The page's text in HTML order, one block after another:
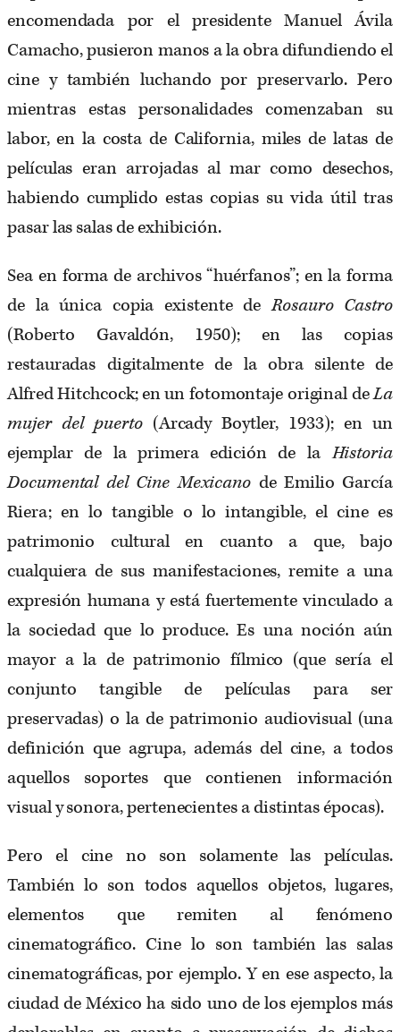
encomendada por el presidente Manuel Ávila
Camacho, pusieron manos a la obra difundiendo el
cine y también luchando por preservarlo. Pero
mientras estas personalidades comenzaban su
labor, en la costa de California, miles de latas de
películas eran arrojadas al mar como desechos,
habiendo cumplido estas copias su vida útil tras
pasar las salas de exhibición.
Sea en forma de archivos “huérfanos”; en la forma
de la única copia existente deRosauro Castro
(Roberto Gavaldón, 1950); en las copias
restauradas digitalmente de la obra silente de
Alfred Hitchcock; en un fotomontaje original deLa
mujer del puerto(Arcady Boytler, 1933); en un
ejemplar de la primera edición de laHistoria
Documental del Cine Mexicano de Emilio García
Riera; en lo tangible o lo intangible, el cine es
patrimonio cultural en cuanto a que, bajo
cualquiera de sus manifestaciones, remite a una
expresión humana y está fuertemente vinculado a
la sociedad que lo produce. Es una noción aún
mayor a la de patrimonio fílmico (que sería el
conjunto tangible de películas para ser
preservadas) o la de patrimonio audiovisual (una
definición que agrupa, además del cine, a todos
aquellos soportes que contienen información
visual y sonora, pertenecientes a distintas épocas).
Pero el cine no son solamente las películas.
También lo son todos aquellos objetos, lugares,
elementos que remiten al fenómeno
cinematográfico. Cine lo son también las salas
cinematográficas, por ejemplo. Y en ese aspecto, la
ciudad de México ha sido uno de los ejemplos más